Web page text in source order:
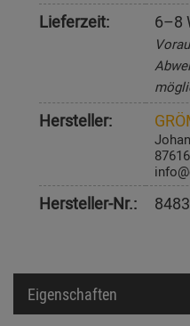
Lieferzeit:
6–8
Hersteller:
Hersteller-Nr.:
Eigenschaften